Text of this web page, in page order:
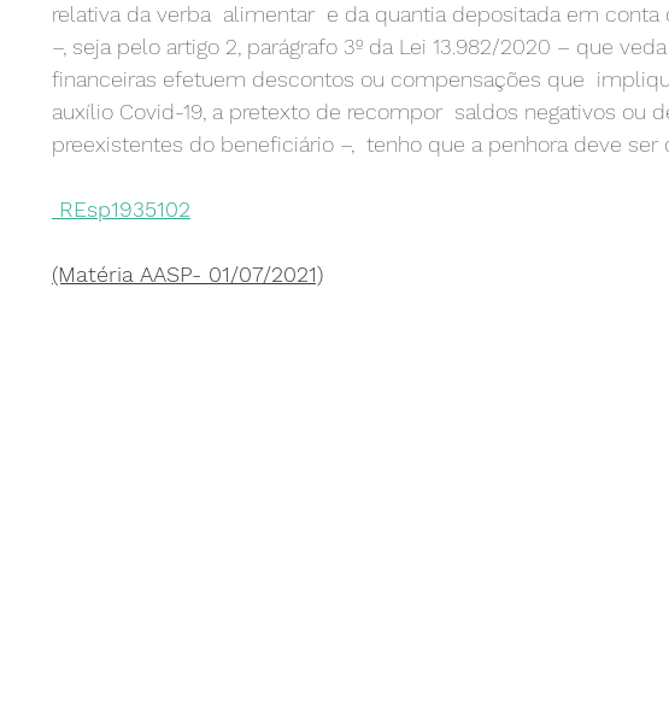
relativa da verba  alimentar  e da quantia depositada em
–, seja pelo artigo 2, parágrafo 3º da Lei 13.982/2020 – que
financeiras efetuem descontos ou compensações que
auxílio Covid-19, a pretexto de recompor  saldos negativos ou
preexistentes do beneficiário –,  tenho que a penhora deve ser
REsp1935102
(Matéria AASP- 01/07/2021)